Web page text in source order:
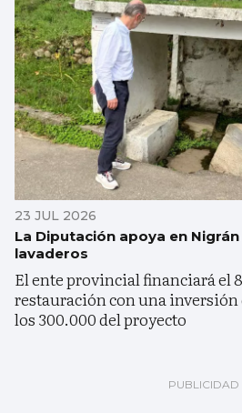
23 JUL 2026
La Diputación apoya en
lavaderos
El ente provincial financiará el
restauración con una inversión
los 300.000 del proyecto